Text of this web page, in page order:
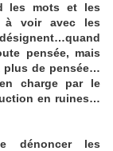
les mots et les
à voir avec les
pensée, mais
plus de pensée…
charge par le
en ruines…
dénoncer les